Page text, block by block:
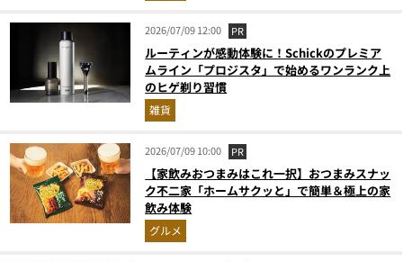
2026/07/09 12:00 PR
ルーティンが感動体験に！Schickのプレミア
ムライン「プロジスタ」で始めるワンランク上
のヒゲ剃り習慣
雑貨
2026/07/09 10:00 PR
【家飲みおつまみはこれ一択】おつまみスナッ
ク不二家「ホームサクッと」で簡単＆極上の家
飲み体験
グルメ